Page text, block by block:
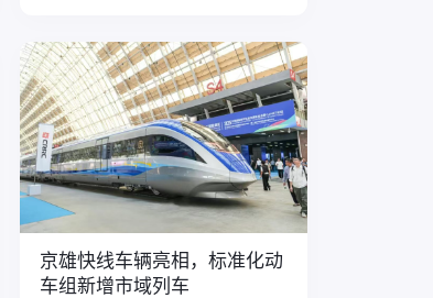
京雄快线车辆亮相，标准化动
车组新增市域列车